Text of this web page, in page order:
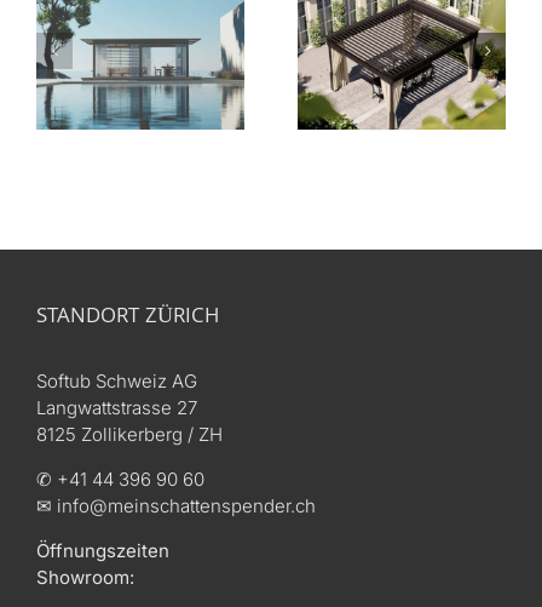
Timeless
Bioclimatica
Pavillon
Pavillon Mood
YPE
STANDORT ZÜRICH
Softub Schweiz AG
Langwattstrasse 27
8125 Zollikerberg / ZH
✆ +41 44 396 90 60
✉ info@meinschattenspender.ch
Öffnungszeiten
Showroom: